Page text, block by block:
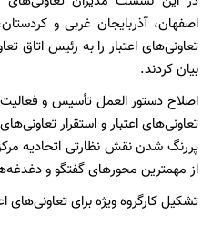
اصفهان، آذربایجان غربی و
تعاونی‌های اعتبار را به رئیس اتاق
بیان کردند.
اصلاح دستور العمل تأسیس و فعالیت
تعاونی‌های اعتبار و استقرار
پررنگ شدن نقش نظارتی اتحادیه
از مهمترین محورهای گفتگو و
تشکیل کارگروه ویژه برای تعاونی‌های